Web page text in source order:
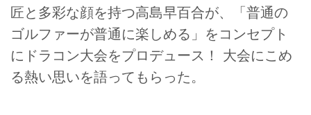
匠と多彩な顔を持つ高島早百合が、「普通の
ゴルファーが普通に楽しめる」をコンセプト
にドラコン大会をプロデュース！ 大会にこめ
る熱い思いを語ってもらった。